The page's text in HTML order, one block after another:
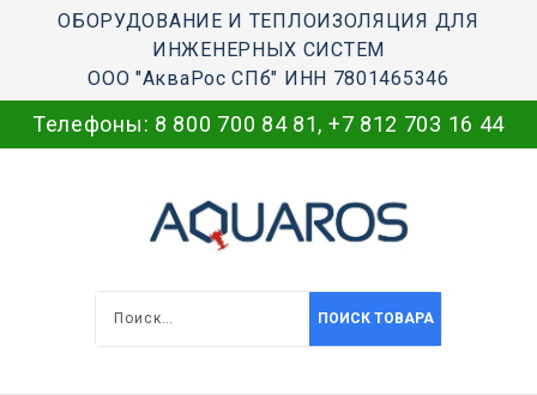
ОБОРУДОВАНИЕ И ТЕПЛОИЗОЛЯЦИЯ ДЛЯ
ИНЖЕНЕРНЫХ СИСТЕМ
ООО "АкваРос СПб" ИНН 7801465346
Телефоны: 8 800 700 84 81, +7 812 703 16 44
ПОИСК ТОВАРА